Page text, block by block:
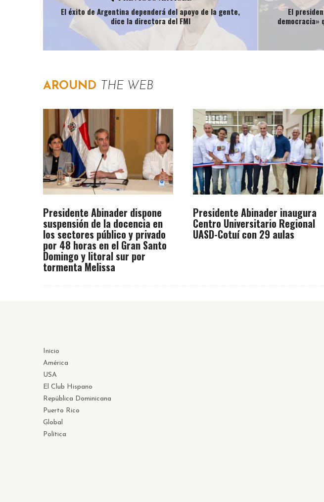
El éxito de Argentina dependerá del apoyo de la gente,
dice la directora del FMI
El
democracia»
AROUND THE WEB
Presidente Abinader dispone
suspensión de la docencia en
los sectores público y privado
por 48 horas en el Gran Santo
Domingo y litoral sur por
tormenta Melissa
Presidente Abinader inaugura
Centro Universitario Regional
UASD-Cotuí con 29 aulas
Inicio
América
USA
El Club Hispano
República Dominicana
Puerto Rico
Global
Política